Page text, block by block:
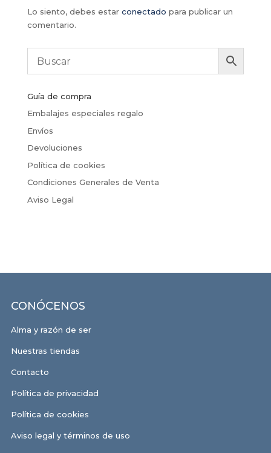
Lo siento, debes estar conectado para publicar un
comentario.
Guía de compra
Embalajes especiales regalo
Envíos
Devoluciones
Política de cookies
Condiciones Generales de Venta
Aviso Legal
CONÓCENOS
Alma y razón de ser
Nuestras tiendas
Contacto
Política de privacidad
Política de cookies
Aviso legal y términos de uso